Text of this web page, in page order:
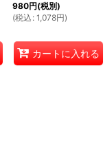
980円(税別)
(税込 : 1,078円)
カートに入れる